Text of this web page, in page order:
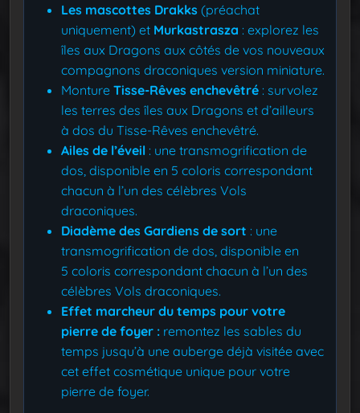
Les mascottes Drakks (préachat
uniquement) et Murkastrasza : explorez les
îles aux Dragons aux côtés de vos nouveaux
compagnons draconiques version miniature.
Monture Tisse-Rêves enchevêtré : survolez
les terres des îles aux Dragons et d’ailleurs
à dos du Tisse-Rêves enchevêtré.
Ailes de l’éveil : une transmogrification de
dos, disponible en 5 coloris correspondant
chacun à l’un des célèbres Vols
draconiques.
Diadème des Gardiens de sort : une
transmogrification de dos, disponible en
5 coloris correspondant chacun à l’un des
célèbres Vols draconiques.
Effet marcheur du temps pour votre
pierre de foyer : remontez les sables du
temps jusqu’à une auberge déjà visitée avec
cet effet cosmétique unique pour votre
pierre de foyer.